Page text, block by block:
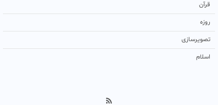
قرآن
روزه
تصویرسازی
اسلام